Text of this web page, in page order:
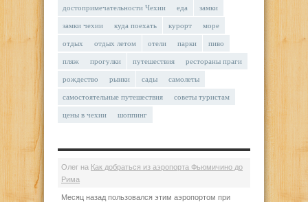
достопримечательности Чехии еда замки
замки чехии куда поехать курорт море
отдых отдых летом отели парки пиво
пляж прогулки путешествия рестораны праги
рождество рынки сады самолеты
самостоятельные путешествия советы туристам
цены в чехии шоппинг
Олег на Как добраться из аэропорта Фьюмичино до
Рима
Месяц назад пользовался этим аэропортом при